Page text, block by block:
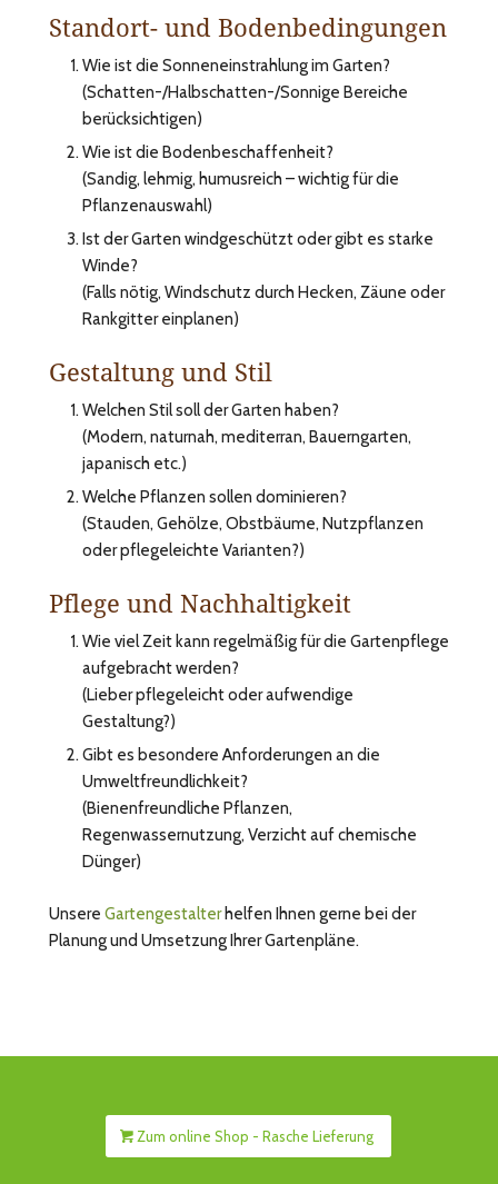
Standort- und Bodenbedingungen
Wie ist die Sonneneinstrahlung im Garten?
(Schatten-/Halbschatten-/Sonnige Bereiche
berücksichtigen)
Wie ist die Bodenbeschaffenheit?
(Sandig, lehmig, humusreich – wichtig für die
Pflanzenauswahl)
Ist der Garten windgeschützt oder gibt es starke
Winde?
(Falls nötig, Windschutz durch Hecken, Zäune oder
Rankgitter einplanen)
Gestaltung und Stil
Welchen Stil soll der Garten haben?
(Modern, naturnah, mediterran, Bauerngarten,
japanisch etc.)
Welche Pflanzen sollen dominieren?
(Stauden, Gehölze, Obstbäume, Nutzpflanzen
oder pflegeleichte Varianten?)
Pflege und Nachhaltigkeit
Wie viel Zeit kann regelmäßig für die Gartenpflege
aufgebracht werden?
(Lieber pflegeleicht oder aufwendige
Gestaltung?)
Gibt es besondere Anforderungen an die
Umweltfreundlichkeit?
(Bienenfreundliche Pflanzen,
Regenwassernutzung, Verzicht auf chemische
Dünger)
Unsere Gartengestalter helfen Ihnen gerne bei der
Planung und Umsetzung Ihrer Gartenpläne.
Zum online Shop - Rasche Lieferung